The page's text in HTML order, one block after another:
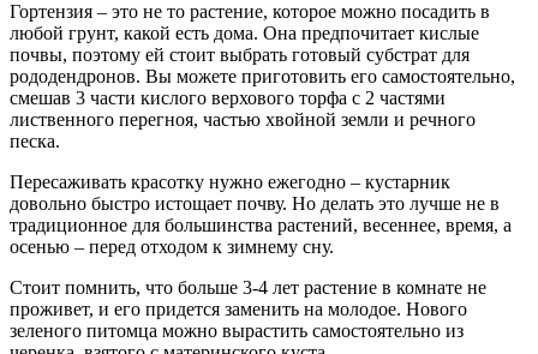
Гортензия – это не то растение, которое можно посадить в
любой грунт, какой есть дома. Она предпочитает кислые
почвы, поэтому ей стоит выбрать готовый субстрат для
рододендронов. Вы можете приготовить его самостоятельно,
смешав 3 части кислого верхового торфа с 2 частями
лиственного перегноя, частью хвойной земли и речного
песка.
Пересаживать красотку нужно ежегодно – кустарник
довольно быстро истощает почву. Но делать это лучше не в
традиционное для большинства растений, весеннее, время, а
осенью – перед отходом к зимнему сну.
Стоит помнить, что больше 3-4 лет растение в комнате не
проживет, и его придется заменить на молодое. Нового
зеленого питомца можно вырастить самостоятельно из